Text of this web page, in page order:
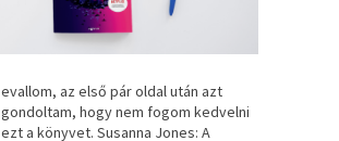
evallom, az első pár oldal után azt
gondoltam, hogy nem fogom kedvelni
ezt a könyvet. Susanna Jones: A